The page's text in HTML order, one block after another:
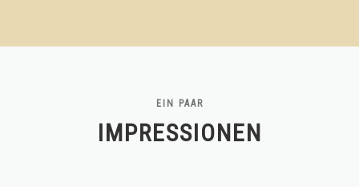
EIN PAAR
IMPRESSIONEN